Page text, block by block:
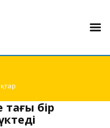
тағы бір